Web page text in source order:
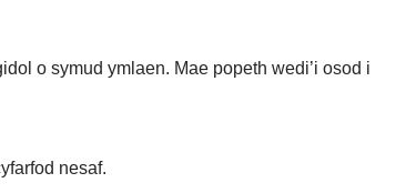
o symud ymlaen. Mae popeth wedi’i osod i
nesaf.